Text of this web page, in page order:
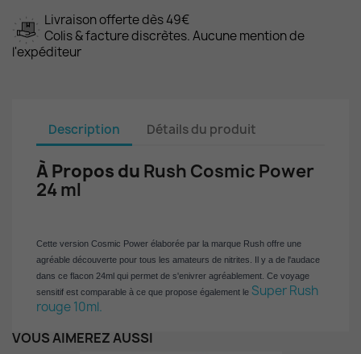
Livraison offerte dès 49€
Colis & facture discrètes. Aucune mention de
l'expéditeur
Description Détails du produit
À Propos du Rush Cosmic Power
24 ml
Cette version Cosmic Power élaborée par la marque Rush offre une
agréable découverte pour tous les amateurs de nitrites. Il y a de l'audace
dans ce flacon 24ml qui permet de s'enivrer agréablement. Ce voyage
sensitif est comparable à ce que propose également le Super Rush
rouge 10ml.
VOUS AIMEREZ AUSSI